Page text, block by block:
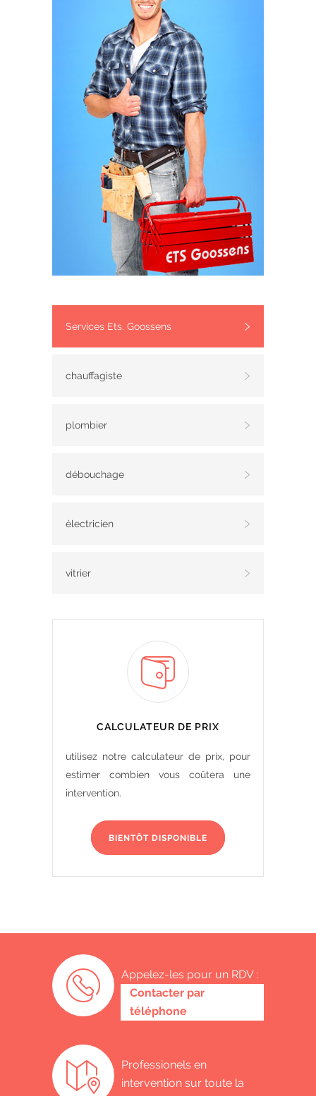
Services Ets. Goossens
chauffagiste
plombier
débouchage
électricien
vitrier
CALCULATEUR DE PRIX
utilisez notre calculateur de prix, pour
estimer combien vous coûtera une
intervention.
BIENTÔT DISPONIBLE
Appelez-les pour un RDV :
0485 58 62 32
Contacter par
téléphone
Professionels en
intervention sur toute la